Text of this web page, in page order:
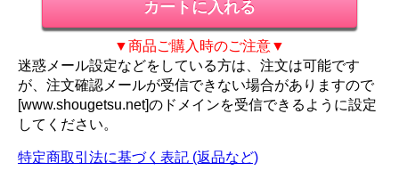
▼商品ご購入時のご注意▼
迷惑メール設定などをしている方は、注文は可能です
が、注文確認メールが受信できない場合がありますので
[www.shougetsu.net]のドメインを受信できるように設定
してください。
特定商取引法に基づく表記 (返品など)